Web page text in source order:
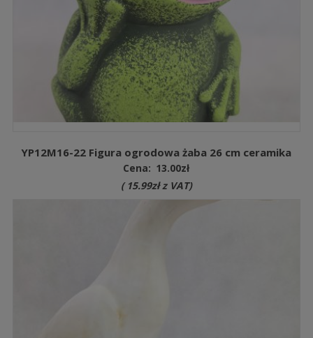
YP12M16-22 Figura ogrodowa żaba 26 cm ceramika
Cena: 13.00zł
( 15.99złz VAT)